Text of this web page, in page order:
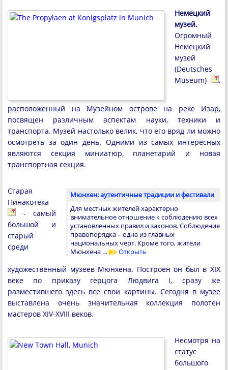
Немецкий
музей.
Огромный
Немецкий
музей
(Deutsches
Museum)
,
расположенный на Музейном острове на реке Изар,
посвящен различным аспектам науки, техники и
транспорта. Музей настолько велик, что его вряд ли можно
осмотреть за один день. Одними из самых интересных
являются секция миниатюр, планетарий и новая
транспортная секция.
Мюнхен: аутентичные традиции и фестивали
Для местных жителей характерно
внимательное отношение к соблюдению всех
установленных правил и законов. Соблюдение
правопорядка – одна из главных
национальных черт. Кроме того, жители
Мюнхена …
Открыть
Старая
Пинакотека
- самый
большой и
старый
среди
художественный музеев Мюнхена. Построен он был в XIX
веке по приказу герцога Людвига I, сразу же
разместившего здесь все свои картины. Сегодня в музее
выставлена очень значительная коллекция полотен
мастеров XIV-XVIII веков.
Несмотря на
статус
большого